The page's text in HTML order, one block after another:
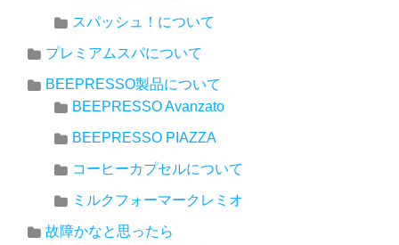
スパッシュ！について
プレミアムスパについて
BEEPRESSO製品について
BEEPRESSO Avanzato
BEEPRESSO PIAZZA
コーヒーカプセルについて
ミルクフォーマークレミオ
故障かなと思ったら